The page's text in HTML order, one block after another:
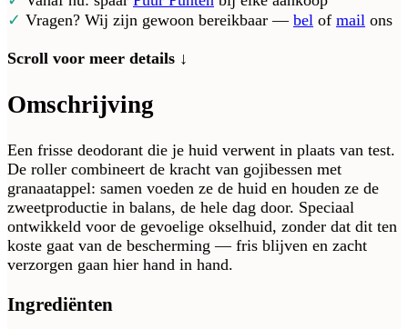
✓ Vragen? Wij zijn gewoon bereikbaar — bel of mail ons
Scroll voor meer details ↓
Omschrijving
Een frisse deodorant die je huid verwent in plaats van test.
De roller combineert de kracht van gojibessen met
granaatappel: samen voeden ze de huid en houden ze de
zweetproductie in balans, de hele dag door. Speciaal
ontwikkeld voor de gevoelige okselhuid, zonder dat dit ten
koste gaat van de bescherming — fris blijven en zacht
verzorgen gaan hier hand in hand.
Ingrediënten